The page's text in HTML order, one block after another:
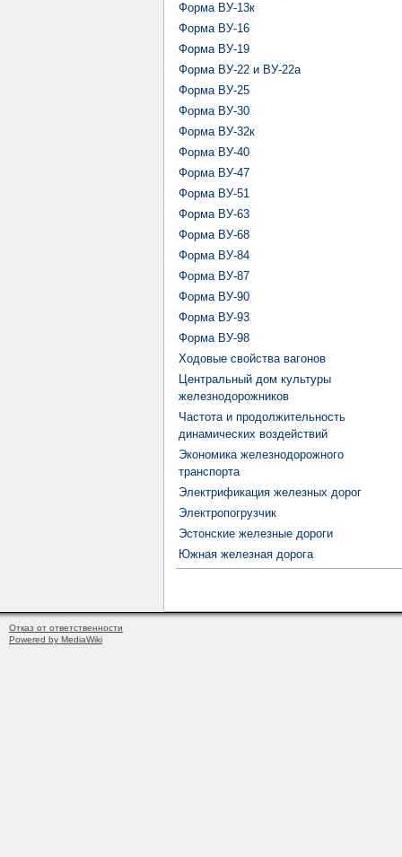
Форма ВУ-13к
Форма ВУ-16
Форма ВУ-19
Форма ВУ-22 и ВУ-22а
Форма ВУ-25
Форма ВУ-30
Форма ВУ-32к
Форма ВУ-40
Форма ВУ-47
Форма ВУ-51
Форма ВУ-63
Форма ВУ-68
Форма ВУ-84
Форма ВУ-87
Форма ВУ-90
Форма ВУ-93
Форма ВУ-98
Ходовые свойства вагонов
Центральный дом культуры
железнодорожников
Частота и продолжительность
динамических воздействий
Экономика железнодорожного
транспорта
Электрификация железных дорог
Электропогрузчик
Эстонские железные дороги
Южная железная дорога
Отказ от ответственности
Powered by MediaWiki